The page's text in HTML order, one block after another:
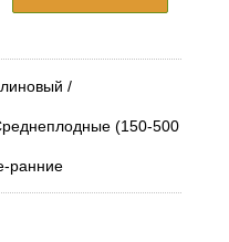
(150-500
ранние